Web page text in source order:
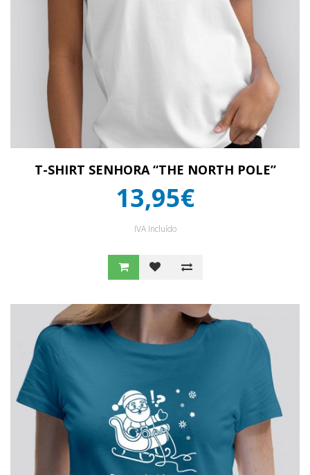
T-SHIRT SENHORA “THE NORTH POLE”
13,95€
IVA Incluído